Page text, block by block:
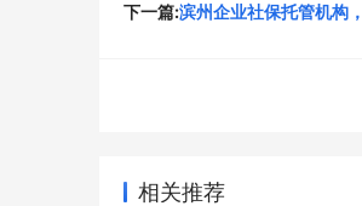
手机：13410894074 朱
下一篇:滨州企业社保托管机构
相关推荐